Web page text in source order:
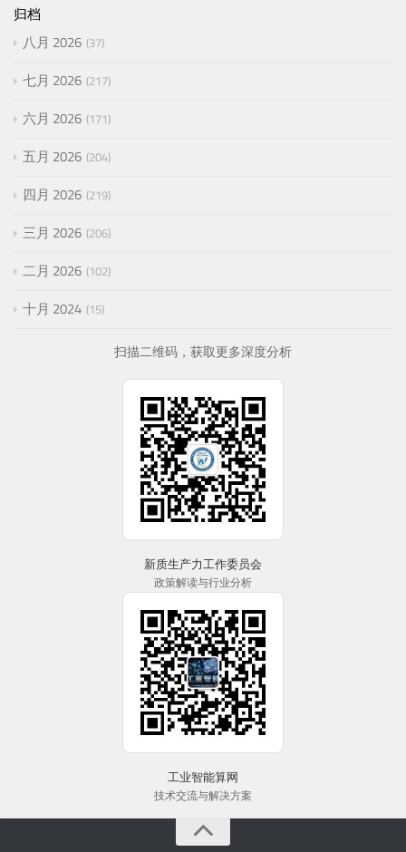
归档
八月 2026 37
七月 2026 217
六月 2026 171
五月 2026 204
四月 2026 219
三月 2026 206
二月 2026 102
十月 2024 15
扫描二维码，获取更多深度分析
新质生产力工作委员会
政策解读与行业分析
工业智能算网
技术交流与解决方案